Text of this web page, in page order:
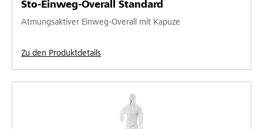
Sto-Einweg-Overall Standard
Atmungsaktiver Einweg-Overall mit Kapuze
Zu den Produktdetails